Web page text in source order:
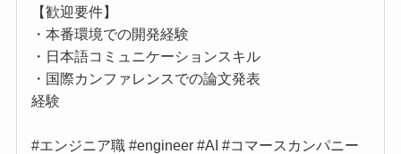
【歓迎要件】
・本番環境での開発経験
・日本語コミュニケーションスキル
・国際カンファレンスでの論文発表
経験
#エンジニア職 #engineer #AI #コマースカンパニー